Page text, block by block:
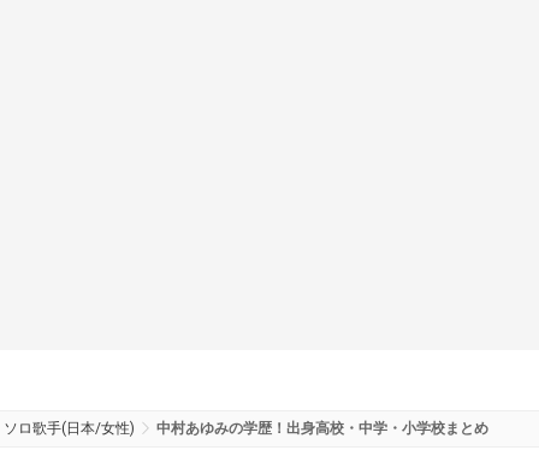
ソロ歌手(日本/女性) 中村あゆみの学歴！出身高校・中学・小学校まとめ